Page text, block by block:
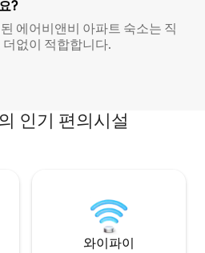
?
에어비앤비 아파트 숙소는 직
없이 적합합니다.
인기 편의시설
와이파이